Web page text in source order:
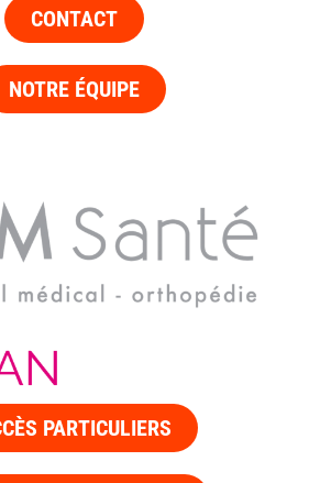
CONTACT
NOTRE ÉQUIPE
PARTICULIERS